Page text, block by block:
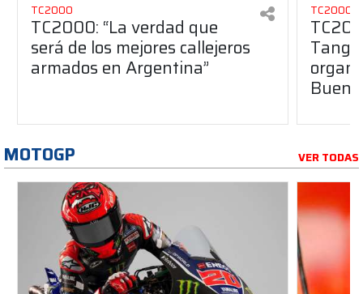
TC2000
TC2000: “La verdad que
será de los mejores callejeros
armados en Argentina”
TC2000
MOTOGP VER TODAS